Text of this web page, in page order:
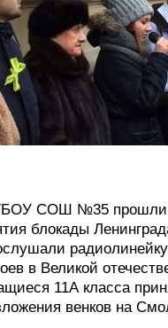
СОШ №35 прошли
блокады
в Великой
11А класса
венков на